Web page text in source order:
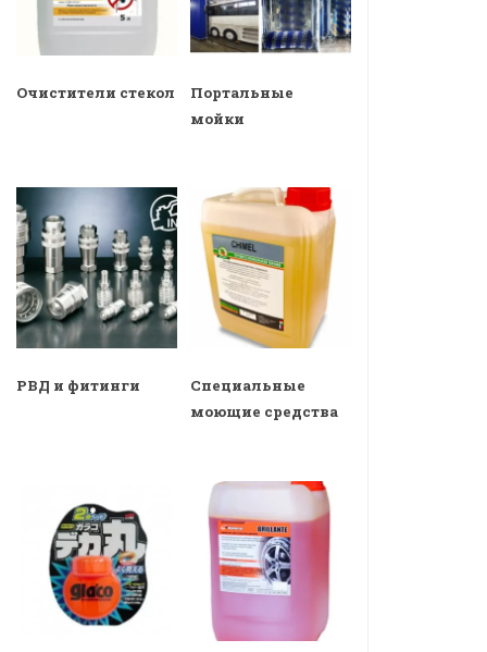
Очистители стекол
Портальные
мойки
РВД и фитинги
Специальные
моющие средства